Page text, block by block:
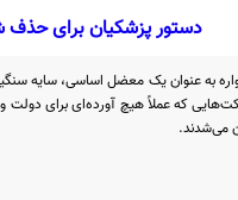
دستور پزشکیان برای حذف
به عنوان یک معضل اساسی، سایه
که عملاً هیچ آورده‌ای برای دولت
می‌شدند.